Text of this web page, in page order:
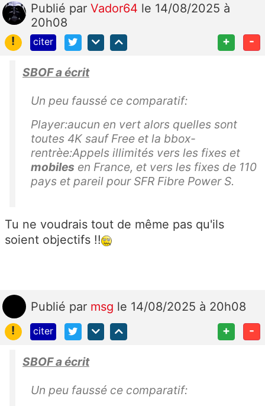
Publié par Vador64 le 14/08/2025 à
20h08
!
citer + -
SBOF a écrit
Un peu faussé ce comparatif:
Player:aucun en vert alors quelles sont
toutes 4K sauf Free et la bbox-
rentrèe:Appels illimités vers les fixes et
mobiles en France, et vers les fixes de 110
pays et pareil pour SFR Fibre Power S.
Tu ne voudrais tout de même pas qu'ils
soient objectifs !!
Publié par msg le 14/08/2025 à 20h08
!
citer + -
SBOF a écrit
Un peu faussé ce comparatif: